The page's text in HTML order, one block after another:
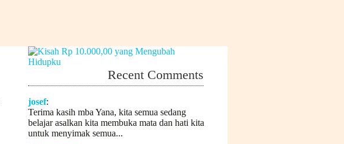
Recent Comments
josef:
Terima kasih mba Yana, kita semua sedang
belajar asalkan kita membuka mata dan hati kita
untuk menyimak semua...